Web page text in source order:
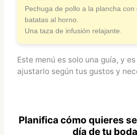
Pechuga de pollo a la plancha con
batatas al horno.
Una taza de infusión relajante.
Este menú es solo una guía, y
ajustarlo según tus gustos y
Planifica cómo quieres
día de tu